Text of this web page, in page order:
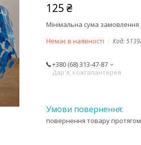
125 ₴
Мінімальна сума замовлення
Немає в наявності
Код:
+380 (68) 313-47-87
Дар'я, кожгалантерея
повернення товару протягом